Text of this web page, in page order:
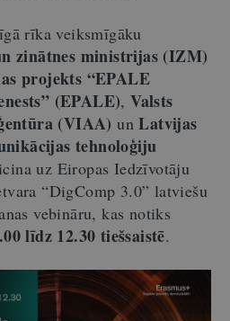
rīka veiksmīgāku
zinātnes ministrijas (IZM)
projekts “EPALE
(EPALE),Valsts
(VIAA) unLatvijas
tehnoloģiju
uz Eiropas Iedzīvotāju
“DigComp 3.0” latviešu
vebināru, kas notiks
līdz 12.30 tiešsaistē.